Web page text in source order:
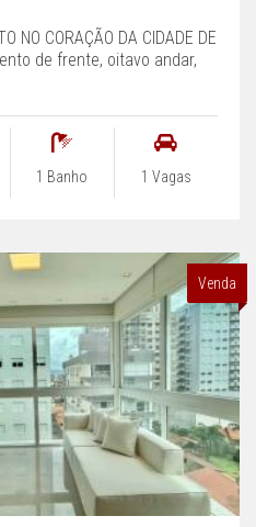
NO CORAÇÃO DA CIDADE DE
de frente, oitavo andar,
1 Banho 1 Vagas
Venda